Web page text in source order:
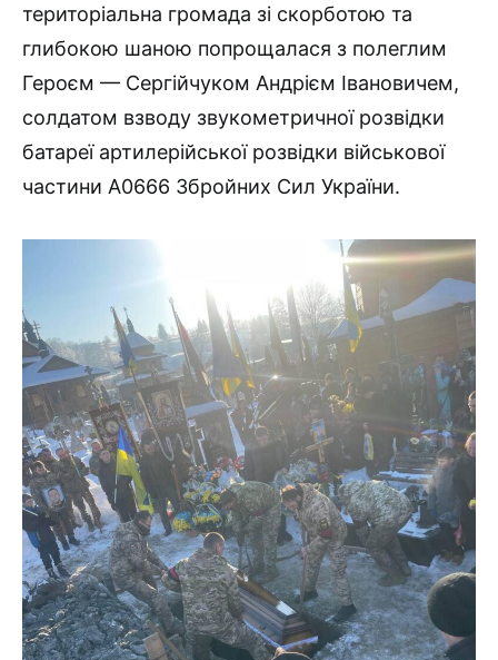
територіальна громада зі скорботою та
глибокою шаною попрощалася з полеглим
Героєм — Сергійчуком Андрієм Івановичем,
солдатом взводу звукометричної розвідки
батареї артилерійської розвідки військової
частини А0666 Збройних Сил України.